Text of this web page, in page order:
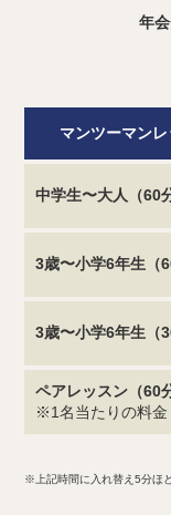
年
マンツーマン
中学生〜大人（60
3歳〜小学6年生（
3歳〜小学6年生（
ペアレッスン（60
※1名当たりの料金
※上記時間に入れ替え5分ほ